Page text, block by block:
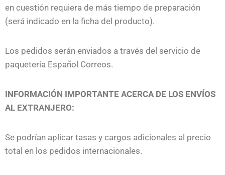
en cuestión requiera de más tiempo de preparación
(será indicado en la ficha del producto).
Los pedidos serán enviados a través del servicio de
paquetería Español Correos.
INFORMACIÓN IMPORTANTE ACERCA DE LOS ENVÍOS
AL EXTRANJERO:
Se podrían aplicar tasas y cargos adicionales al precio
total en los pedidos internacionales.